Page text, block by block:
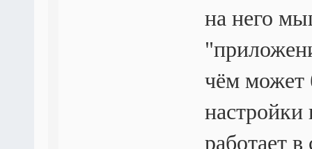
на него
чём
работает